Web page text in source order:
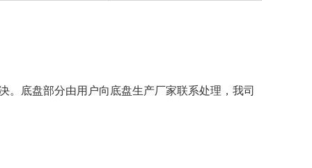
。底盘部分由用户向底盘生产厂家联系处理，我司